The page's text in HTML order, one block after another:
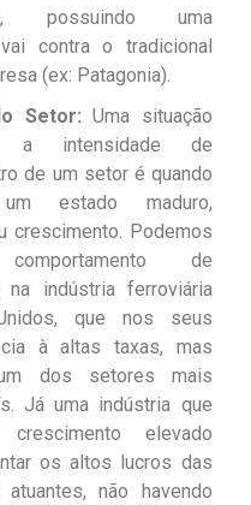
possuindo uma
contra o tradicional
(ex: Patagonia).
Setor: Uma situação
a intensidade de
de um setor é quando
estado maduro,
crescimento. Podemos
de
na indústria ferroviária
que nos seus
à altas taxas, mas
dos setores mais
Já uma indústria que
elevado
os altos lucros das
não havendo